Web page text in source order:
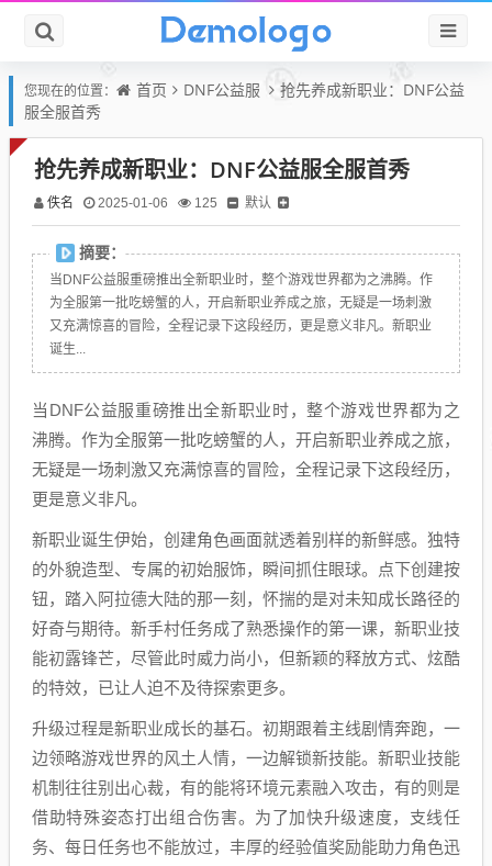
您现在的位置： 首页 DNF公益服
抢先养成新职业：DNF公益
服全服首秀
抢先养成新职业：DNF公益服全服首秀
佚名 2025-01-06 125 默认
摘要：
当DNF公益服重磅推出全新职业时，整个游戏世界都为之沸腾。作
为全服第一批吃螃蟹的人，开启新职业养成之旅，无疑是一场刺激
又充满惊喜的冒险，全程记录下这段经历，更是意义非凡。新职业
诞生...
当DNF公益服重磅推出全新职业时，整个游戏世界都为之
沸腾。作为全服第一批吃螃蟹的人，开启新职业养成之旅，
无疑是一场刺激又充满惊喜的冒险，全程记录下这段经历，
更是意义非凡。
新职业诞生伊始，创建角色画面就透着别样的新鲜感。独特
的外貌造型、专属的初始服饰，瞬间抓住眼球。点下创建按
钮，踏入阿拉德大陆的那一刻，怀揣的是对未知成长路径的
好奇与期待。新手村任务成了熟悉操作的第一课，新职业技
能初露锋芒，尽管此时威力尚小，但新颖的释放方式、炫酷
的特效，已让人迫不及待探索更多。
升级过程是新职业成长的基石。初期跟着主线剧情奔跑，一
边领略游戏世界的风土人情，一边解锁新技能。新职业技能
机制往往别出心裁，有的能将环境元素融入攻击，有的则是
借助特殊姿态打出组合伤害。为了加快升级速度，支线任
务、每日任务也不能放过，丰厚的经验值奖励能助力角色迅